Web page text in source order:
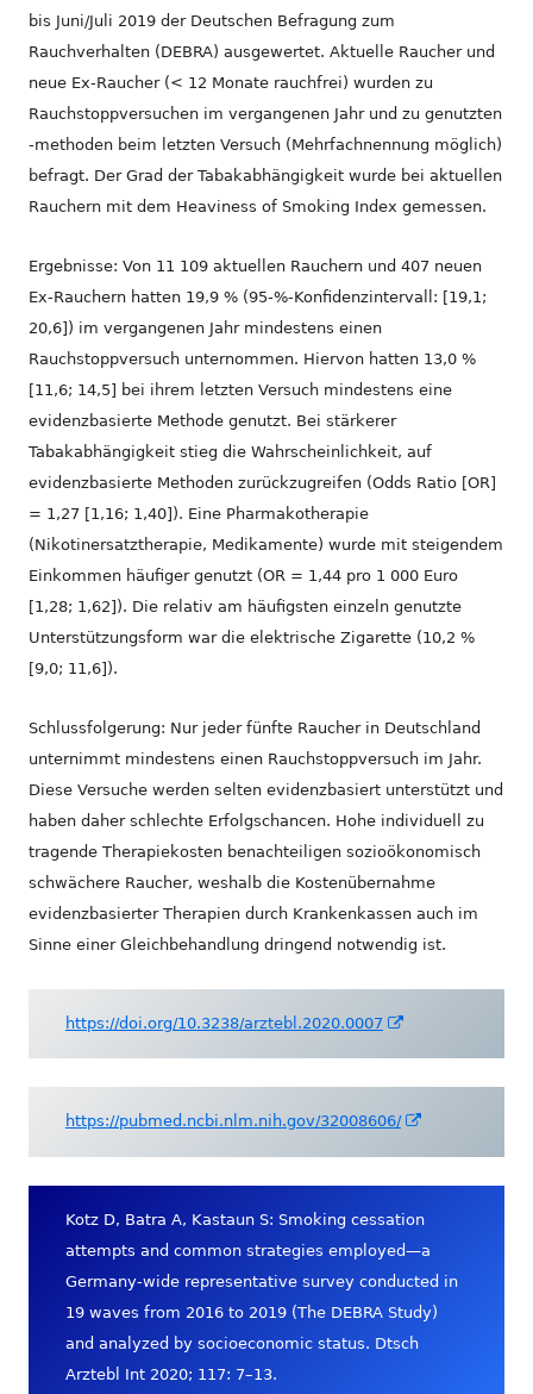
bis Juni/Juli 2019 der Deutschen Befragung zum
Rauchverhalten (DEBRA) ausgewertet. Aktuelle Raucher und
neue Ex-Raucher (< 12 Monate rauchfrei) wurden zu
Rauchstoppversuchen im vergangenen Jahr und zu genutzten
-methoden beim letzten Versuch (Mehrfachnennung möglich)
befragt. Der Grad der Tabakabhängigkeit wurde bei aktuellen
Rauchern mit dem Heaviness of Smoking Index gemessen.
Ergebnisse: Von 11 109 aktuellen Rauchern und 407 neuen
Ex-Rauchern hatten 19,9 % (95-%-Konfidenzintervall: [19,1;
20,6]) im vergangenen Jahr mindestens einen
Rauchstoppversuch unternommen. Hiervon hatten 13,0 %
[11,6; 14,5] bei ihrem letzten Versuch mindestens eine
evidenzbasierte Methode genutzt. Bei stärkerer
Tabakabhängigkeit stieg die Wahrscheinlichkeit, auf
evidenzbasierte Methoden zurückzugreifen (Odds Ratio [OR]
= 1,27 [1,16; 1,40]). Eine Pharmakotherapie
(Nikotinersatztherapie, Medikamente) wurde mit steigendem
Einkommen häufiger genutzt (OR = 1,44 pro 1 000 Euro
[1,28; 1,62]). Die relativ am häufigsten einzeln genutzte
Unterstützungsform war die elektrische Zigarette (10,2 %
[9,0; 11,6]).
Schlussfolgerung: Nur jeder fünfte Raucher in Deutschland
unternimmt mindestens einen Rauchstoppversuch im Jahr.
Diese Versuche werden selten evidenzbasiert unterstützt und
haben daher schlechte Erfolgschancen. Hohe individuell zu
tragende Therapiekosten benachteiligen sozioökonomisch
schwächere Raucher, weshalb die Kostenübernahme
evidenzbasierter Therapien durch Krankenkassen auch im
Sinne einer Gleichbehandlung dringend notwendig ist.
https://doi.org/10.3238/arztebl.2020.0007
Fenster
öffnen
https://pubmed.ncbi.nlm.nih.gov/32008606/
Fenster
öffnen
Kotz D, Batra A, Kastaun S: Smoking cessation
attempts and common strategies employed—a
Germany-wide representative survey conducted in
19 waves from 2016 to 2019 (The DEBRA Study)
and analyzed by socioeconomic status. Dtsch
Arztebl Int 2020; 117: 7–13.